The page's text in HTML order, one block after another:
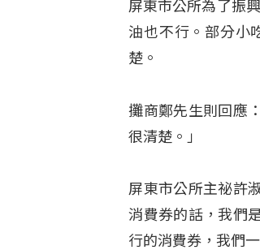
屏東市公所為了振
油也不行。部分小
楚。
攤商鄭先生則回應
很清楚。」
屏東市公所主祕許
消費券的話，我們
行的消費券，我們